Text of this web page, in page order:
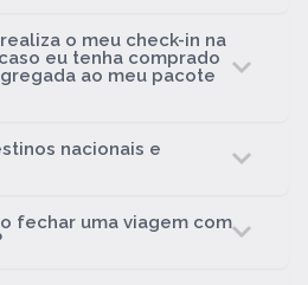
o meu check-in na
eu tenha comprado
ao meu pacote
nacionais e
fechar uma viagem com